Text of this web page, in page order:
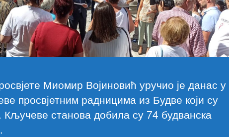
Миомир Војиновић уручио је данас у
просвјетним радницима из Будве који су
Кључеве станова добила су 74 будванска